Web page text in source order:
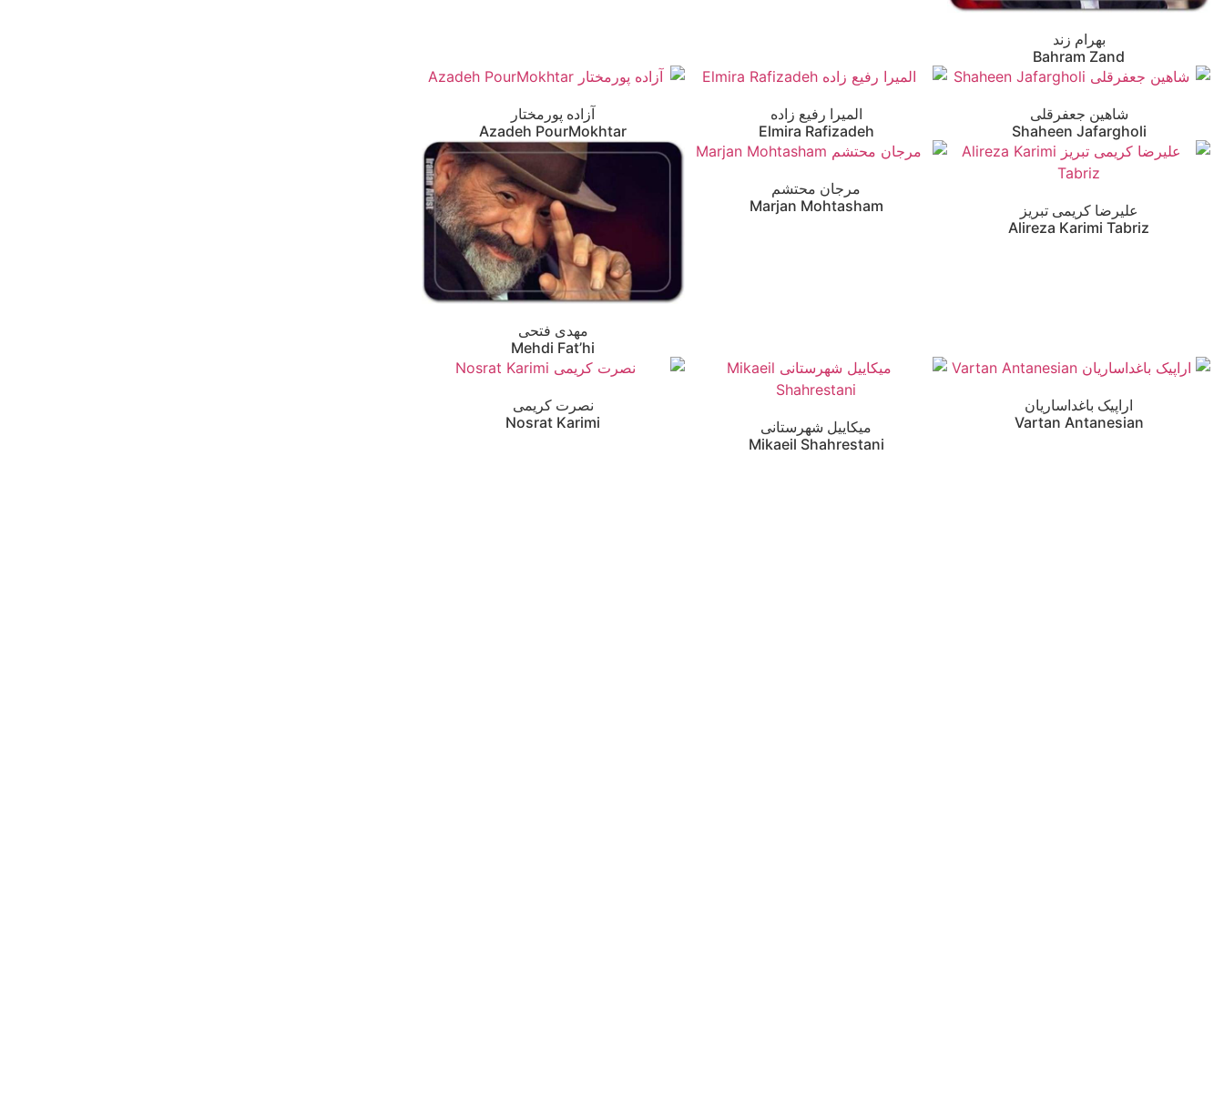
بهرام زند
Bahram Zand
شاهین جعفرقلی
Shaheen Jafargholi
المیرا رفیع زاده
Elmira Rafizadeh
آزاده پورمختار
Azadeh PourMokhtar
علیرضا کریمی تبریز
Alireza Karimi Tabriz
مرجان محتشم
Marjan Mohtasham
مهدی فتحی
Mehdi Fat’hi
اراپیک باغداساریان
Vartan Antanesian
میکاییل شهرستانی
Mikaeil Shahrestani
نصرت کریمی
Nosrat Karimi